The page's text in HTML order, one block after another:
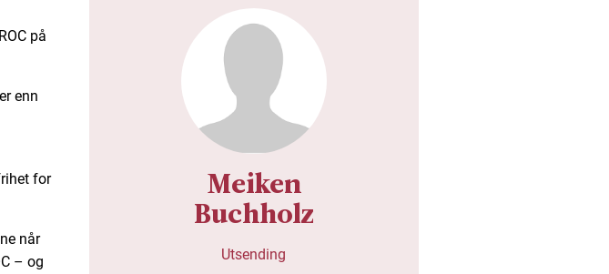
på
enn
for
når
– og
Meiken
Buchholz
Utsending